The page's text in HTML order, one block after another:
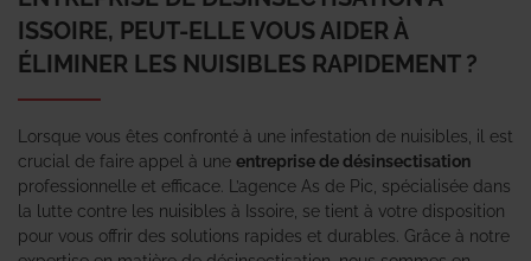
ISSOIRE, PEUT-ELLE VOUS AIDER À
ÉLIMINER LES NUISIBLES RAPIDEMENT ?
Lorsque vous êtes confronté à une infestation de nuisibles, il est
crucial de faire appel à une entreprise de désinsectisation
professionnelle et efficace. L’agence As de Pic, spécialisée dans
la lutte contre les nuisibles à Issoire, se tient à votre disposition
pour vous offrir des solutions rapides et durables. Grâce à notre